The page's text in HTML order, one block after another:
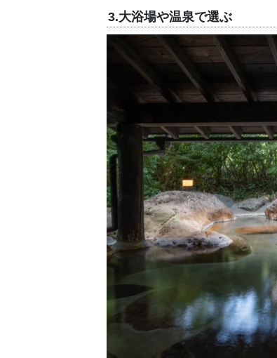
3.大浴場や温泉で選ぶ